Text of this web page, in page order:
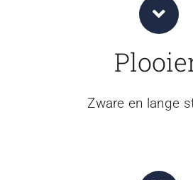
Zware en lange